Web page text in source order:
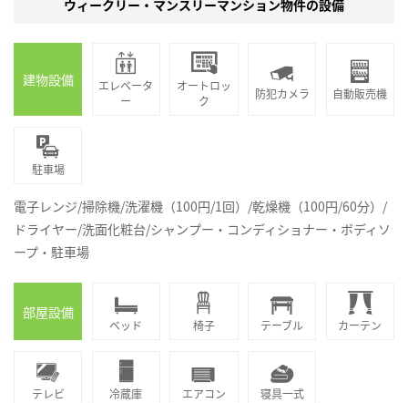
ウィークリー・マンスリーマンション物件の設備
建物設備
エレベータ
ー
オートロッ
ク
防犯カメラ 自動販売機
駐車場
電子レンジ/掃除機/洗濯機（100円/1回）/乾燥機（100円/60分）/
ドライヤー/洗面化粧台/シャンプー・コンディショナー・ボディソ
ープ・駐車場
部屋設備
ベッド 椅子 テーブル カーテン
テレビ 冷蔵庫 エアコン 寝具一式